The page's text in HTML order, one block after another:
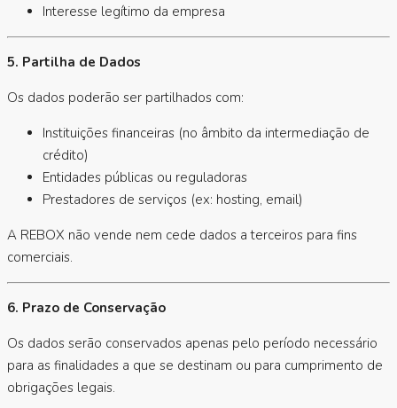
Interesse legítimo da empresa
5. Partilha de Dados
Os dados poderão ser partilhados com:
Instituições financeiras (no âmbito da intermediação de
crédito)
Entidades públicas ou reguladoras
Prestadores de serviços (ex: hosting, email)
A REBOX não vende nem cede dados a terceiros para fins
comerciais.
6. Prazo de Conservação
Os dados serão conservados apenas pelo período necessário
para as finalidades a que se destinam ou para cumprimento de
obrigações legais.